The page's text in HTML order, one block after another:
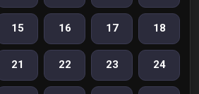
15 16 17 18
21 22 23 24